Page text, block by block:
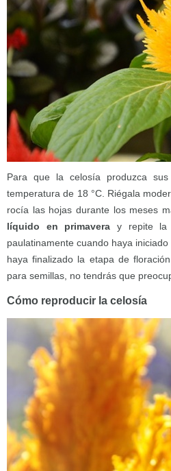
Para que la celosía produzca
temperatura de 18 °C. Riégala
rocía las hojas durante los meses
líquido en primavera y repite la
paulatinamente cuando haya
haya finalizado la etapa de
para semillas, no tendrás que
Cómo reproducir la celosía